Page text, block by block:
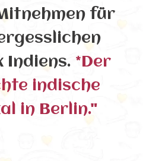
für
Indiens. *Der
indische
in Berlin."